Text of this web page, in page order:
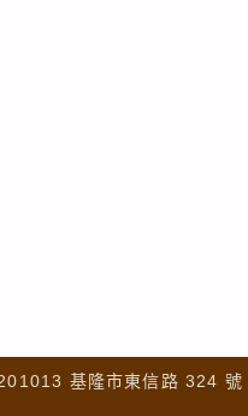
基隆市東信路 324